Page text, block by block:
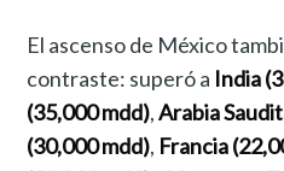
El ascenso de México
contraste: superó a India
(35,000 mdd),Arabia
(30,000 mdd), Francia